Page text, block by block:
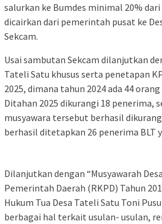
salurkan ke Bumdes minimal 20%
dicairkan dari pemerintah pusat ke
Sekcam.
Usai sambutan Sekcam dilanjutkan
Tateli Satu khusus serta penetapan
2025, dimana tahun 2024 ada 44
Ditahan 2025 dikurangi 18 penerima,
musyawara tersebut berhasil
berhasil ditetapkan 26 penerima BLT
Dilanjutkan dengan “Musyawarah
Pemerintah Daerah (RKPD) Tahun
Hukum Tua Desa Tateli Satu Toni
berbagai hal terkait usulan- usulan,